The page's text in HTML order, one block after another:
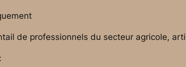
de professionnels du secteur agricole,
: